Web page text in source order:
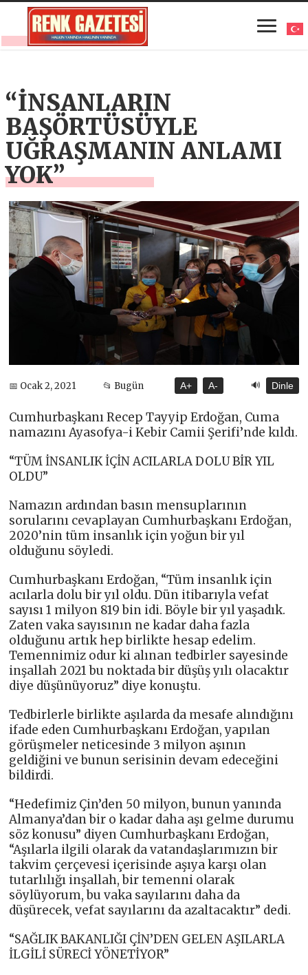
“İNSANLARIN
BAŞÖRTÜSÜYLE
UĞRAŞMANIN ANLAMI
YOK”
📅 Ocak 2, 2021 📂 Bugün A+ A- 🔊 Dinle
Cumhurbaşkanı Recep Tayyip Erdoğan, Cuma
namazını Ayasofya-i Kebir Camii Şerifi’nde kıldı.
“TÜM İNSANLIK İÇİN ACILARLA DOLU BİR YIL
OLDU”
Namazın ardından basın mensuplarının
sorularını cevaplayan Cumhurbaşkanı Erdoğan,
2020’nin tüm insanlık için yoğun bir yıl
olduğunu söyledi.
Cumhurbaşkanı Erdoğan, “Tüm insanlık için
acılarla dolu bir yıl oldu. Dün itibarıyla vefat
sayısı 1 milyon 819 bin idi. Böyle bir yıl yaşadık.
Zaten vaka sayısının ne kadar daha fazla
olduğunu artık hep birlikte hesap edelim.
Temennimiz odur ki alınan tedbirler sayesinde
inşallah 2021 bu noktada bir düşüş yılı olacaktır
diye düşünüyoruz” diye konuştu.
Tedbirlerle birlikte aşılarda da mesafe alındığını
ifade eden Cumhurbaşkanı Erdoğan, yapılan
görüşmeler neticesinde 3 milyon aşının
geldiğini ve bunun serisinin devam edeceğini
bildirdi.
“Hedefimiz Çin’den 50 milyon, bunun yanında
Almanya’dan bir o kadar daha aşı gelme durumu
söz konusu” diyen Cumhurbaşkanı Erdoğan,
“Aşılarla ilgili olarak da vatandaşlarımızın bir
takvim çerçevesi içerisinde aşıya karşı olan
tutarlılığı inşallah, bir temenni olarak
söylüyorum, bu vaka sayılarını daha da
düşürecek, vefat sayılarını da azaltacaktır” dedi.
“SAĞLIK BAKANLIĞI ÇİN’DEN GELEN AŞILARLA
İLGİLİ SÜRECİ YÖNETİYOR”